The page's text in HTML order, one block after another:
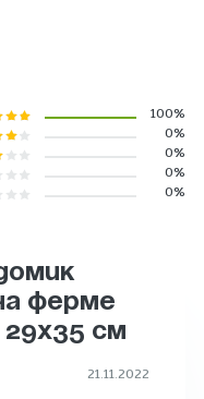
ФЕРМЕ
СМ
21.11.2022
100%
0%
0%
0%
0%